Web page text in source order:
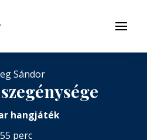
Menü
Sándor
hangjáték
55 perc